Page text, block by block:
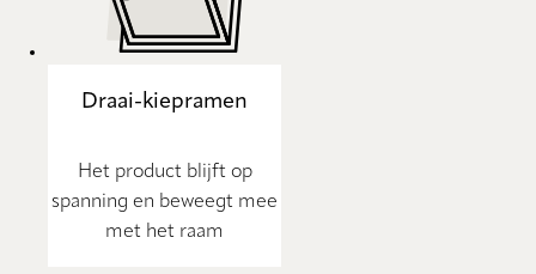
Draai-kiepramen
Het product blijft op
spanning en beweegt mee
met het raam